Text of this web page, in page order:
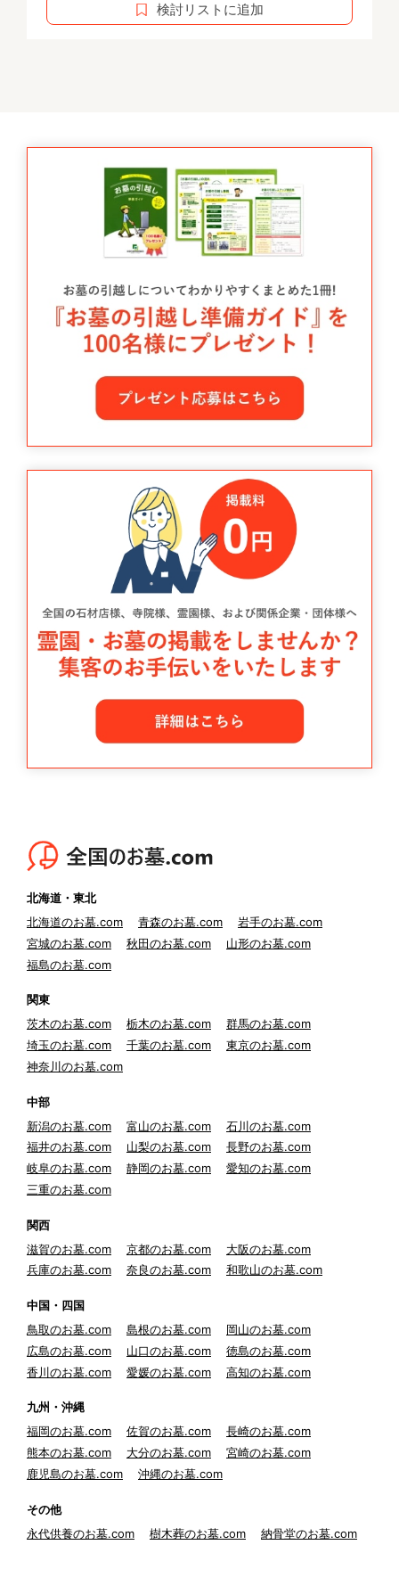
検討リストに追加
北海道・東北
北海道のお墓.com
青森のお墓.com
岩手のお墓.com
宮城のお墓.com
秋田のお墓.com
山形のお墓.com
福島のお墓.com
関東
茨木のお墓.com
栃木のお墓.com
群馬のお墓.com
埼玉のお墓.com
千葉のお墓.com
東京のお墓.com
神奈川のお墓.com
中部
新潟のお墓.com
富山のお墓.com
石川のお墓.com
福井のお墓.com
山梨のお墓.com
長野のお墓.com
岐阜のお墓.com
静岡のお墓.com
愛知のお墓.com
三重のお墓.com
関西
滋賀のお墓.com
京都のお墓.com
大阪のお墓.com
兵庫のお墓.com
奈良のお墓.com 和歌山のお墓.com
中国・四国
鳥取のお墓.com
島根のお墓.com
岡山のお墓.com
広島のお墓.com
山口のお墓.com
徳島のお墓.com
香川のお墓.com
愛媛のお墓.com 高知のお墓.com
九州・沖縄
福岡のお墓.com
佐賀のお墓.com
長崎のお墓.com
熊本のお墓.com
大分のお墓.com
宮崎のお墓.com
鹿児島のお墓.com
沖縄のお墓.com
その他
永代供養のお墓.com
樹木葬のお墓.com 納骨堂のお墓.com